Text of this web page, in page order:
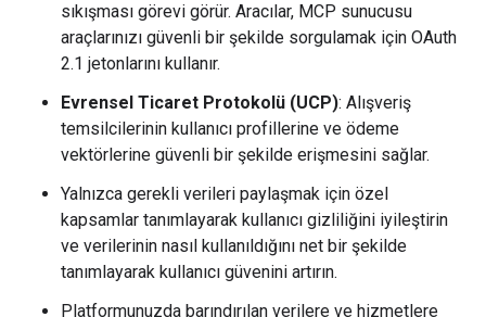
sıkışması görevi görür. Aracılar, MCP sunucusu
araçlarınızı güvenli bir şekilde sorgulamak için OAuth
2.1 jetonlarını kullanır.
Evrensel Ticaret Protokolü (UCP): Alışveriş
temsilcilerinin kullanıcı profillerine ve ödeme
vektörlerine güvenli bir şekilde erişmesini sağlar.
Yalnızca gerekli verileri paylaşmak için özel
kapsamlar tanımlayarak kullanıcı gizliliğini iyileştirin
ve verilerinin nasıl kullanıldığını net bir şekilde
tanımlayarak kullanıcı güvenini artırın.
Platformunuzda barındırılan verilere ve hizmetlere